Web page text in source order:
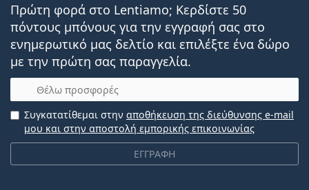
Πρώτη φορά στο Lentiamo; Κερδίστε 50
πόντους μπόνους για την εγγραφή σας στο
ενημερωτικό μας δελτίο και επιλέξτε ένα δώρο
με την πρώτη σας παραγγελία.
Email
ΕΓΓΡΑΦΗ
Συγκατατίθεμαι στην αποθήκευση της διεύθυνσης e-mail
μου και στην αποστολή εμπορικής επικοινωνίας